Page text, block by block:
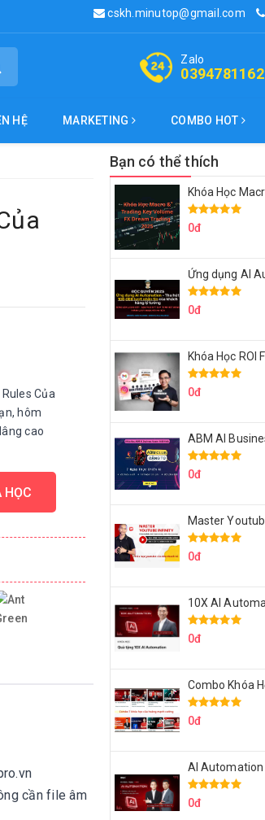
cskh.minutop@gmail.com
Zalo
0394781162
HỆ MARKETING COMBO HOT
Của
hôm
cao
HỌC
cần file âm
Bạn có thể thích
0đ
0đ
0đ
0đ
0đ
0đ
0đ
0đ